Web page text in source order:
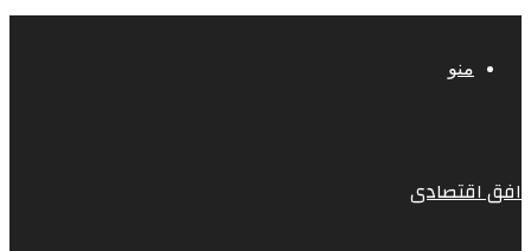
منو
افق اقتصادی